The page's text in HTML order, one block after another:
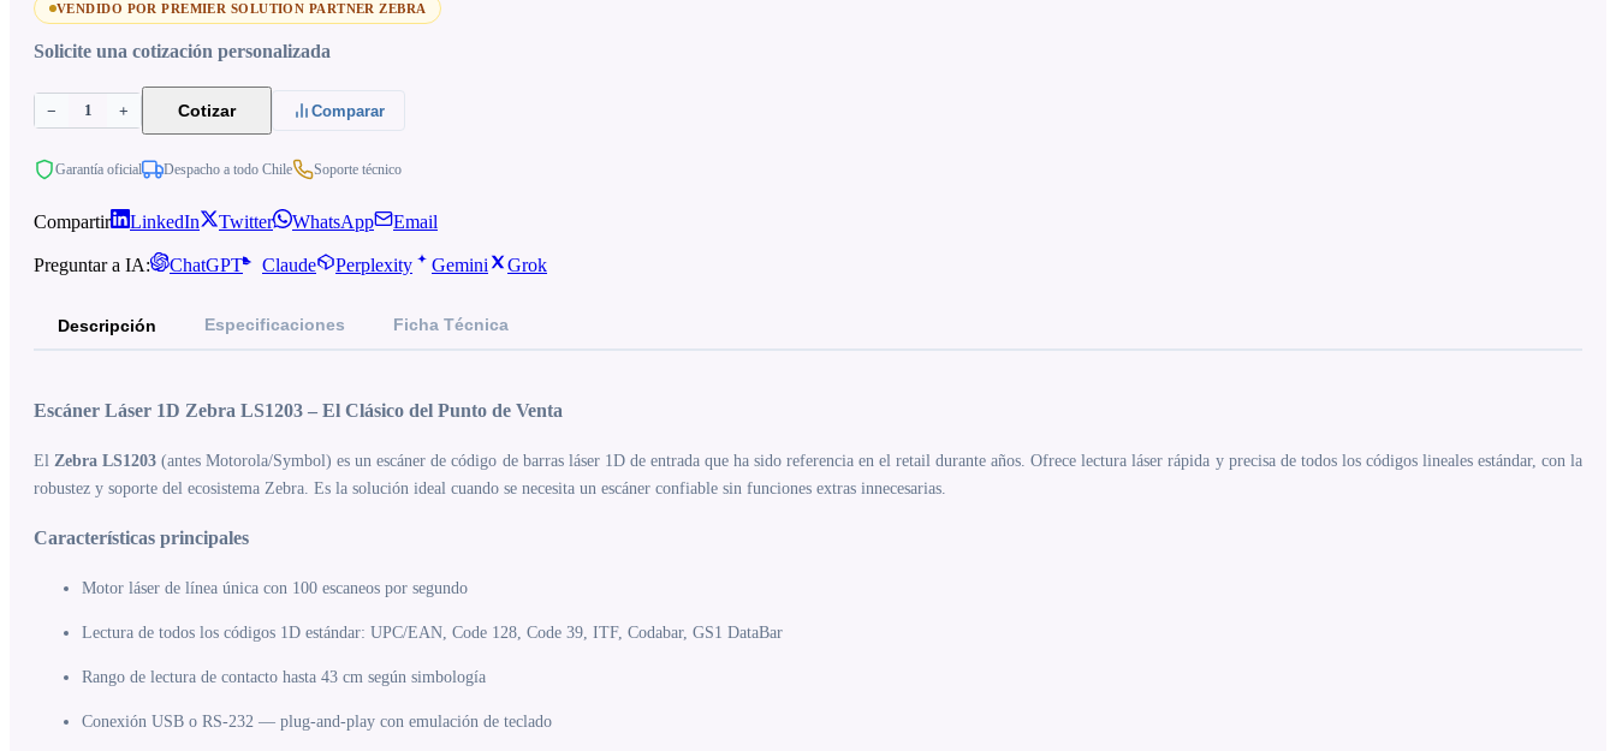
VENDIDO POR PREMIER SOLUTION PARTNER ZEBRA
Solicite una cotización personalizada
− 1 + Cotizar Comparar
Garantía oficial Despacho a todo Chile Soporte técnico
Compartir LinkedIn Twitter WhatsApp Email
Preguntar a IA: ChatGPT Claude Perplexity Gemini Grok
Descripción Especificaciones Ficha Técnica
Escáner Láser 1D Zebra LS1203 – El Clásico del Punto de Venta
El Zebra LS1203 (antes Motorola/Symbol) es un escáner de código de barras láser 1D de entrada que ha sido referencia en el retail durante años. Ofrece lectura láser rápida y precisa de todos los códigos lineales estándar, con la
robustez y soporte del ecosistema Zebra. Es la solución ideal cuando se necesita un escáner confiable sin funciones extras innecesarias.
Características principales
Motor láser de línea única con 100 escaneos por segundo
Lectura de todos los códigos 1D estándar: UPC/EAN, Code 128, Code 39, ITF, Codabar, GS1 DataBar
Rango de lectura de contacto hasta 43 cm según simbología
Conexión USB o RS-232 — plug-and-play con emulación de teclado